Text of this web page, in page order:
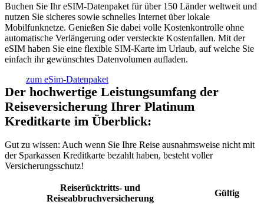
Buchen Sie Ihr eSIM-Datenpaket für über 150 Länder weltweit und
nutzen Sie sicheres sowie schnelles Internet über lokale
Mobilfunknetze. Genießen Sie dabei volle Kostenkontrolle ohne
automatische Verlängerung oder versteckte Kostenfallen. Mit der
eSIM haben Sie eine flexible SIM-Karte im Urlaub, auf welche Sie
einfach ihr gewünschtes Datenvolumen aufladen.
zum eSim-Datenpaket
Der hochwertige Leistungsumfang der
Reiseversicherung Ihrer Platinum
Kreditkarte im Überblick:
Gut zu wissen: Auch wenn Sie Ihre Reise ausnahmsweise nicht mit
der Sparkassen Kreditkarte bezahlt haben, besteht voller
Versicherungsschutz!
Reiserücktritts- und
Reiseabbruchversicherung
Gültig